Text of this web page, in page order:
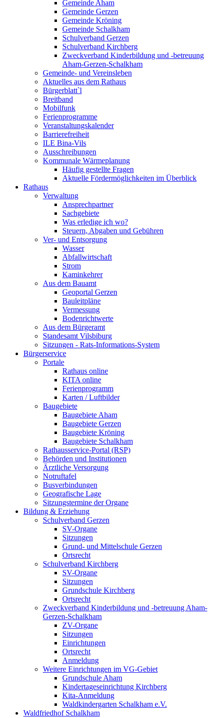
Gemeinde Aham
Gemeinde Gerzen
Gemeinde Kröning
Gemeinde Schalkham
Schulverband Gerzen
Schulverband Kirchberg
Zweckverband Kinderbildung und -betreuung
Aham-Gerzen-Schalkham
Gemeinde- und Vereinsleben
Aktuelles aus dem Rathaus
Bürgerblatt`l
Breitband
Mobilfunk
Ferienprogramme
Veranstaltungskalender
Barrierefreiheit
ILE Bina-Vils
Ausschreibungen
Kommunale Wärmeplanung
Häufig gestellte Fragen
Aktuelle Fördermöglichkeiten im Überblick
Rathaus
Verwaltung
Ansprechpartner
Sachgebiete
Was erledige ich wo?
Steuern, Abgaben und Gebühren
Ver- und Entsorgung
Wasser
Abfallwirtschaft
Strom
Kaminkehrer
Aus dem Bauamt
Geoportal Gerzen
Bauleitpläne
Vermessung
Bodenrichtwerte
Aus dem Bürgeramt
Standesamt Vilsbiburg
Sitzungen - Rats-Informations-System
Bürgerservice
Portale
Rathaus online
KITA online
Ferienprogramm
Karten / Luftbilder
Baugebiete
Baugebiete Aham
Baugebiete Gerzen
Baugebiete Kröning
Baugebiete Schalkham
Rathausservice-Portal (RSP)
Behörden und Institutionen
Ärztliche Versorgung
Notruftafel
Busverbindungen
Geografische Lage
Sitzungstermine der Organe
Bildung & Erziehung
Schulverband Gerzen
SV-Organe
Sitzungen
Grund- und Mittelschule Gerzen
Ortsrecht
Schulverband Kirchberg
SV-Organe
Sitzungen
Grundschule Kirchberg
Ortsrecht
Zweckverband Kinderbildung und -betreuung Aham-
Gerzen-Schalkham
ZV-Organe
Sitzungen
Einrichtungen
Ortsrecht
Anmeldung
Weitere Einrichtungen im VG-Gebiet
Grundschule Aham
Kindertageseinrichtung Kirchberg
Kita-Anmeldung
Waldkindergarten Schalkham e.V.
Waldfriedhof Schalkham